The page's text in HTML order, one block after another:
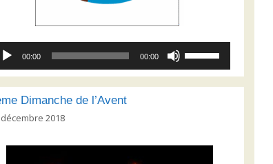
00:00 00:00
flèches
Dimanche de l’Avent
décembre 2018